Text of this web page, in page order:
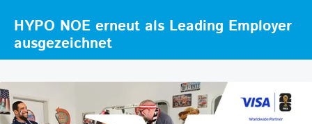
HYPO NOE erneut als Leading Employer
ausgezeichnet